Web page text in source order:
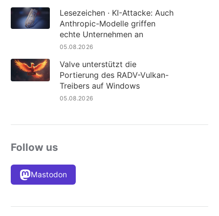
Lesezeichen · KI-Attacke: Auch
Anthropic-Modelle griffen
echte Unternehmen an
05.08.2026
Valve unterstützt die
Portierung des RADV-Vulkan-
Treibers auf Windows
05.08.2026
Follow us
Mastodon